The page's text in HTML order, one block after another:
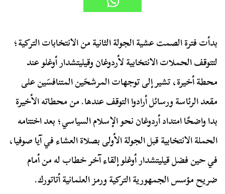
بدأت فترة الصمت عشية الجولة الثانية من الانتخابات التركية؛
لتتوقف الحملات الانتخابية لأردوغان وقيليتشدار أوغلو عند
محطة أخيرة، تشير إلى توجهات المرشحَين المتنافسَين على
مقعد الرئاسة ورسائل أرادوا التوقف عندها. من محطاته الأخيرة
بدا واضحًا امتداد أردوغان نحو الإسلام السياسي؛ بعد اختتامه
الحملة الانتخابية قبل الجولة الأولى بصلاة العشاء في آيا صوفيا،
في حين فضل قيليتشدار أوغلو إلقاء آخر خطاب له من أمام
ضريح مؤسس الجمهورية التركية ورمز العلمانية أتاتورك.